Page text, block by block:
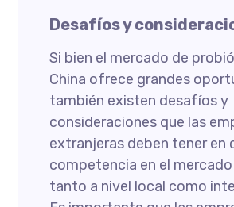
Desafíos y
Si bien el mercado de
China ofrece grandes
también existen desafíos y
consideraciones que las
extranjeras deben tener en
competencia en el
tanto a nivel local como